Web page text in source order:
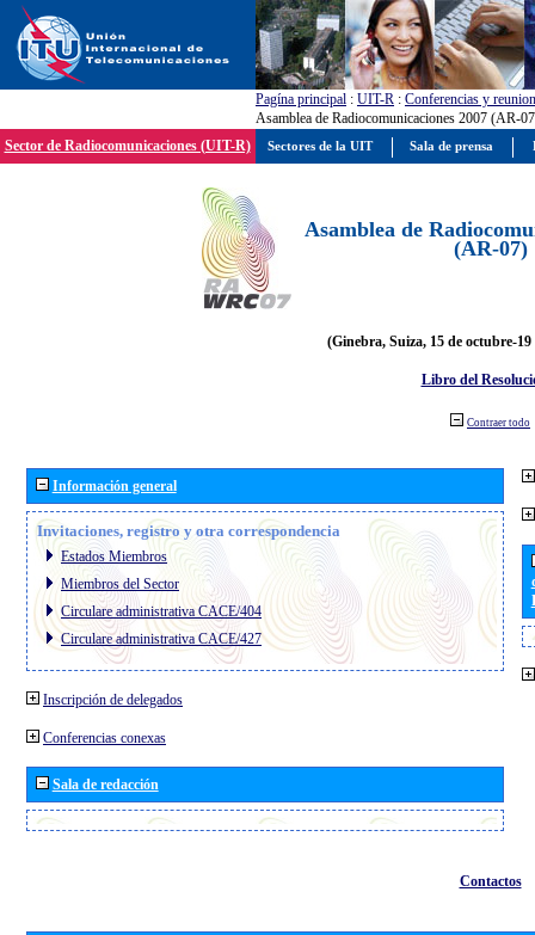
Pagína principal : UIT-R : Conferencias y
Asamblea de Radiocomunicaciones 2007 (AR-
Sector de Radiocomunicaciones (UIT-R)
Asamblea de
(AR-07)
(Ginebra, Suiza, 15 de octubre-19
Libro del
Contraer todo
Información general
Invitaciones, registro y otra correspondencia
Estados Miembros
Miembros del Sector
Circulare administrativa CACE/404
Circulare administrativa CACE/427
Inscripción de delegados
Conferencias conexas
Sala de redacción
Contactos
Sectores de la UIT Sala de prensa